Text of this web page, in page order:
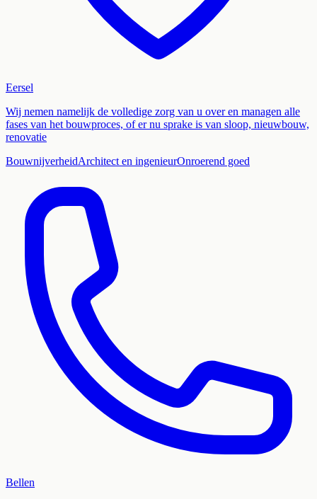
Eersel
Wij nemen namelijk de volledige zorg van u over en managen alle
fases van het bouwproces, of er nu sprake is van sloop, nieuwbouw,
renovatie
BouwnijverheidArchitect en ingenieurOnroerend goed
Bellen